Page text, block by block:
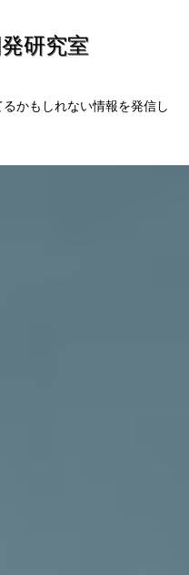
研究室
かもしれない情報を発信し